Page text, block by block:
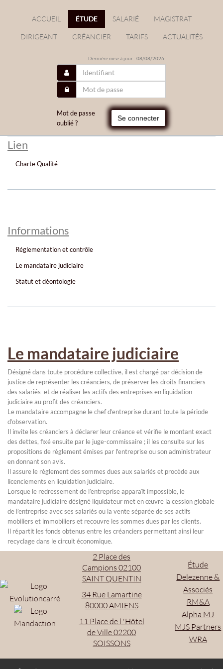
ACCUEIL ÉTUDE SALARIÉ MAGISTRAT
DIRIGEANT CRÉANCIER TARIFS ACTUALITÉS
Dernière mise à jour : 08/08/2026
Mot de passe
oublié ?
Se connecter
Lien
Charte Qualité
Informations
Réglementation et contrôle
Le mandataire judiciaire
Statut et déontologie
Le mandataire judiciaire
Désigné dans toute procédure collective, il est chargé par décision de
justice de représenter les créanciers, de préserver les droits financiers
des salariés et de réaliser les actifs des entreprises en liquidation
judiciaire au profit des créanciers.
Le mandataire accompagne le chef d’entreprise durant toute la période
d’observation.
Il invite les créanciers à déclarer leur créance et vérifie le montant exact
des dettes, fixé ensuite par le juge-commissaire ; il les consulte sur les
propositions de règlement émises par l'entreprise ou son administrateur
en donnant son avis.
Il assure le règlement des sommes dues aux salariés et procède aux
licenciements en liquidation judiciaire.
Lorsque le redressement de l’entreprise apparaît impossible, le
mandataire judiciaire désigné liquidateur met en œuvre la cession globale
de l’entreprise avec ses salariés ou la vente séparée de ses actifs
mobiliers et immobiliers et recouvre les sommes dues par les clients.
Il répartit les fonds obtenus entre les créanciers permettant ainsi leur
recyclage dans le circuit économique.
2 Place des
Campions 02100
SAINT QUENTIN
34 Rue Lamartine
80000 AMIENS
11 Place de l 'Hôtel
de Ville 02200
SOISSONS
Étude
Delezenne &
Associés
RM&A
Alpha MJ
MJS Partners
WRA